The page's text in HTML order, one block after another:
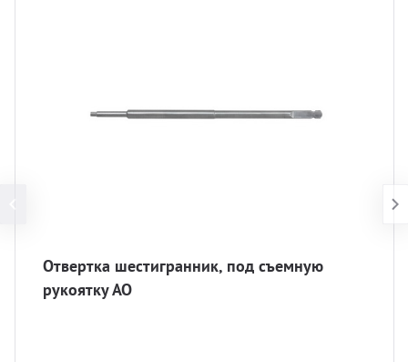
Отвертка шестигранник, под съемную
рукоятку АО